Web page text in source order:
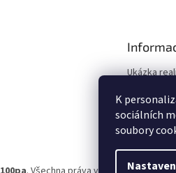
K
sociálních
soubory
Ukázka
Ochrana